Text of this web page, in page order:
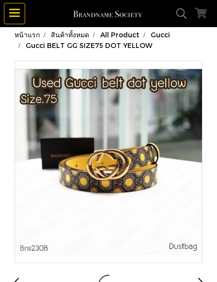
หน้าแรก สินค้าทั้งหมด All Product
Gucci
Gucci BELT GG SIZE75 DOT YELLOW